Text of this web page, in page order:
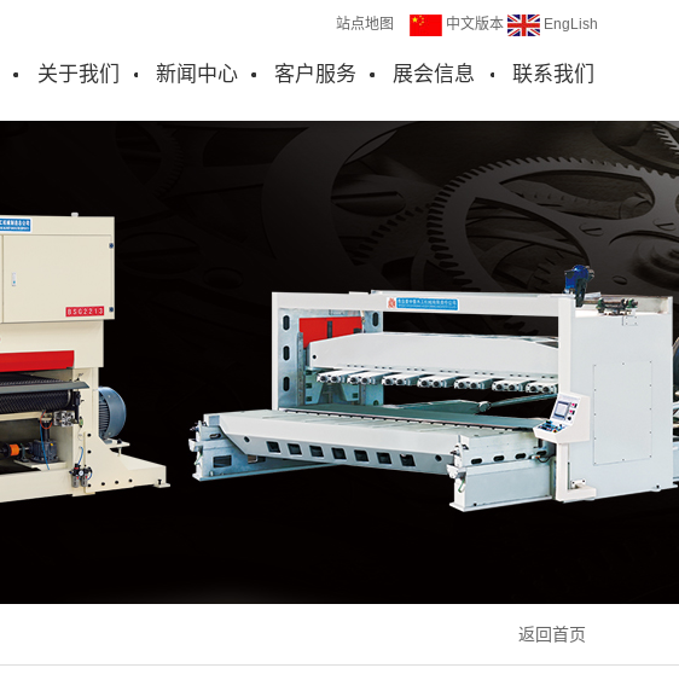
关于我们 新闻中心 客户服务 展会信息 联系我们
站点地图 中文版本 EngLish
返回首页